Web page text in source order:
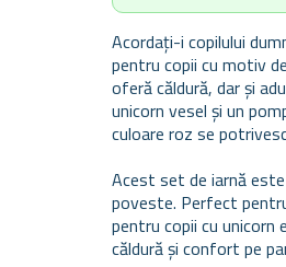
Acordați-i copilului
pentru copii cu motiv
oferă căldură, dar și
unicorn vesel și un
culoare roz se
Acest set de iarnă
poveste. Perfect
pentru copii cu
căldură și confort pe